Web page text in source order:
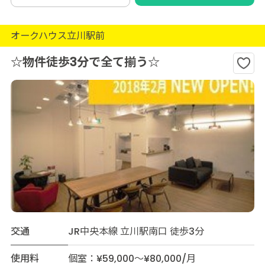
オークハウス立川駅前
☆物件徒歩3分で全て揃う☆
交通
JR中央本線 立川駅南口 徒歩3分
使用料
個室：¥59,000～¥80,000/月